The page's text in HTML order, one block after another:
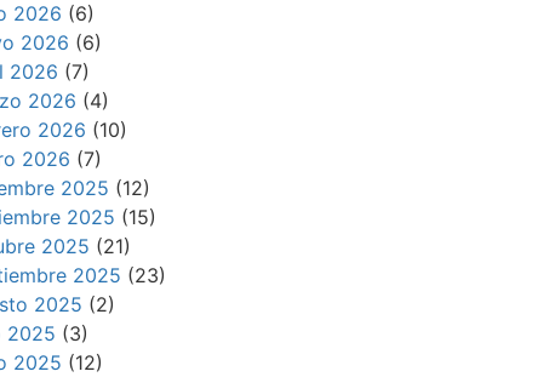
2026 (6)
2026 (6)
2026 (7)
2026 (4)
2026 (10)
2026 (7)
2025 (12)
2025 (15)
2025 (21)
2025 (23)
2025 (2)
2025 (3)
2025 (12)